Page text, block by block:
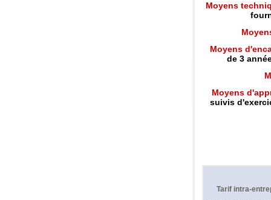
Moyens
Moyens
de 3
Moyens
suivis
Tarif intra-